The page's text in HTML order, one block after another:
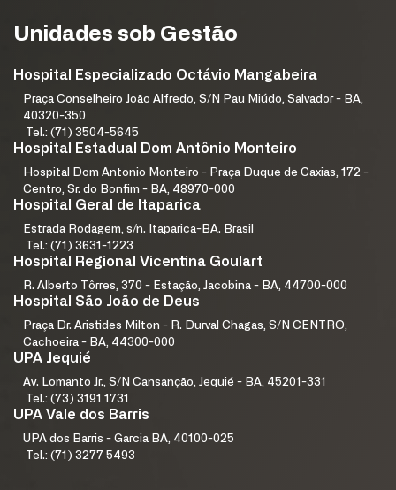
Unidades sob Gestão
Hospital Especializado Octávio Mangabeira
Praça Conselheiro João Alfredo, S/N Pau Miúdo, Salvador - BA,
40320-350
Tel.: (71) 3504-5645
Hospital Estadual Dom Antônio Monteiro
Hospital Dom Antonio Monteiro - Praça Duque de Caxias, 172 -
Centro, Sr. do Bonfim - BA, 48970-000
Hospital Geral de Itaparica
Estrada Rodagem, s/n. Itaparica-BA. Brasil
Tel.: (71) 3631-1223
Hospital Regional Vicentina Goulart
R. Alberto Tôrres, 370 - Estação, Jacobina - BA, 44700-000
Hospital São João de Deus
Praça Dr. Aristides Milton - R. Durval Chagas, S/N CENTRO,
Cachoeira - BA, 44300-000
UPA Jequié
Av. Lomanto Jr., S/N Cansanção, Jequié - BA, 45201-331
Tel.: (73) 3191 1731
UPA Vale dos Barris
UPA dos Barris - Garcia BA, 40100-025
Tel.: (71) 3277 5493